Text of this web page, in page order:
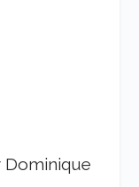
Dominique